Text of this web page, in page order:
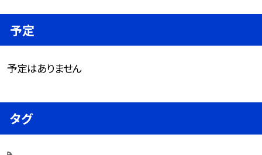
予定
予定はありません
タグ